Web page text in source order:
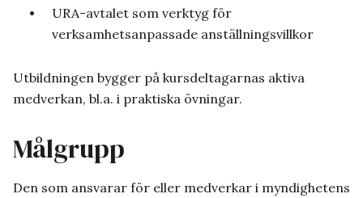
URA-avtalet som verktyg för
verksamhetsanpassade anställningsvillkor
Utbildningen bygger på kursdeltagarnas aktiva
medverkan, bl.a. i praktiska övningar.
Målgrupp
Den som ansvarar för eller medverkar i myndighetens